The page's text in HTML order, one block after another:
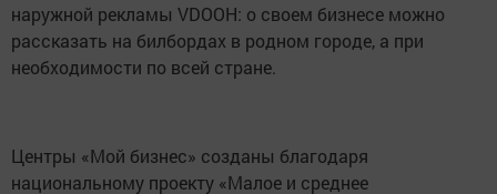
наружной рекламы VDOOH: о своем бизнесе можно
рассказать на билбордах в родном городе, а при
необходимости по всей стране.
Центры «Мой бизнес» созданы благодаря
национальному проекту «Малое и среднее